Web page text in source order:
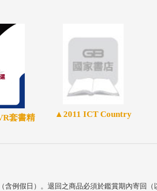
；再以越南為例，由於固網普
地消費者的首選。在發展地區
入較佳的馬來西亞有較好的發
南的人均收入雖不高，但在雅
都市化的程度並不輸先進國家
格，對品牌產品的購買意願
套書精
▲2011 ICT Country
例假日）。退回之商品必須於鑑賞期內寄回